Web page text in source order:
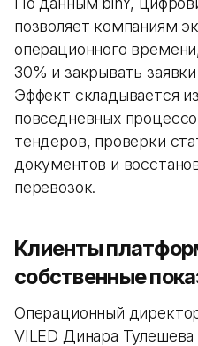
позволяет компаниям
операционного
30% и закрывать
Эффект складывается
повседневных
тендеров, проверки
документов и
перевозок.
Клиенты
собственные
Операционный
VILED Динара Тулешева